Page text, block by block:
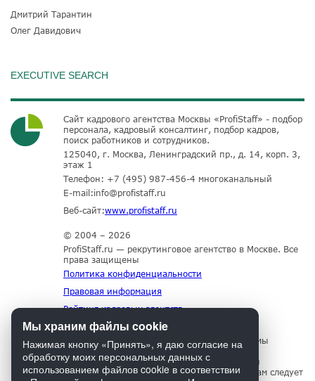
Дмитрий Тарантин
Олег Давидович
EXECUTIVE SEARCH
Сайт кадрового агентства Москвы «ProfiStaff» - подбор
персонала, кадровый консалтинг, подбор кадров,
поиск работников и сотрудников.
125040, г. Москва, Ленинградский пр., д. 14, корп. 3,
этаж 1
Телефон: +7 (495) 987-456-4 многоканальный
E-mail:info@profistaff.ru
Веб-сайт:www.profistaff.ru
© 2004 – 2026
ProfiStaff.ru — рекрутинговое агентство в Москве. Все
права защищены
Политика конфиденциальности
Правовая информация
Рейтинг кадровых агентств
Для нормального функционирования сайта мы
используем технологию Cookies, собираем
информацию об IP адресе и местоположении
посетителей. Если Вы не согласны с этим, Вам следует
Мы храним файлы cookie
Нажимая кнопку «Принять», я даю согласие на
обработку моих персональных данных с
использованием файлов cookie в соответствии